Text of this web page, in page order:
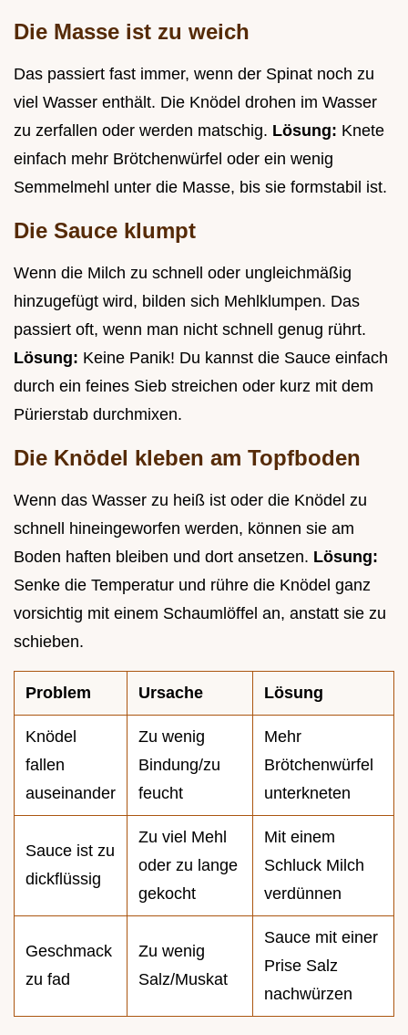
Die Masse ist zu weich
Das passiert fast immer, wenn der Spinat noch zu
viel Wasser enthält. Die Knödel drohen im Wasser
zu zerfallen oder werden matschig. Lösung: Knete
einfach mehr Brötchenwürfel oder ein wenig
Semmelmehl unter die Masse, bis sie formstabil ist.
Die Sauce klumpt
Wenn die Milch zu schnell oder ungleichmäßig
hinzugefügt wird, bilden sich Mehlklumpen. Das
passiert oft, wenn man nicht schnell genug rührt.
Lösung: Keine Panik! Du kannst die Sauce einfach
durch ein feines Sieb streichen oder kurz mit dem
Pürierstab durchmixen.
Die Knödel kleben am Topfboden
Wenn das Wasser zu heiß ist oder die Knödel zu
schnell hineingeworfen werden, können sie am
Boden haften bleiben und dort ansetzen. Lösung:
Senke die Temperatur und rühre die Knödel ganz
vorsichtig mit einem Schaumlöffel an, anstatt sie zu
schieben.
Problem Ursache Lösung
Knödel
fallen
auseinander
Zu wenig
Bindung/zu
feucht
Mehr
Brötchenwürfel
unterkneten
Sauce ist zu
dickflüssig
Zu viel Mehl
oder zu lange
gekocht
Mit einem
Schluck Milch
verdünnen
Geschmack
zu fad
Zu wenig
Salz/Muskat
Sauce mit einer
Prise Salz
nachwürzen